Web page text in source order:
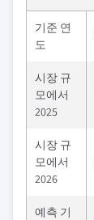
기준 연
도
시장 규
모에서
2025
시장 규
모에서
2026
예측 기